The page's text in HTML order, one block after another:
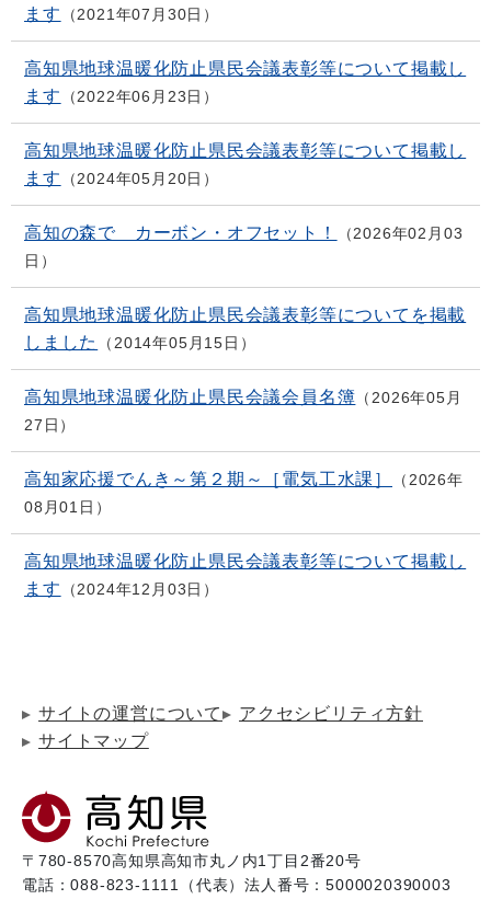
ます
2021年07月30日
高知県地球温暖化防止県民会議表彰等について掲載し
ます
2022年06月23日
高知県地球温暖化防止県民会議表彰等について掲載し
ます
2024年05月20日
高知の森で カーボン・オフセット！
2026年02月03
日
高知県地球温暖化防止県民会議表彰等についてを掲載
しました
2014年05月15日
高知県地球温暖化防止県民会議会員名簿
2026年05月
27日
高知家応援でんき～第２期～［電気工水課］
2026年
08月01日
高知県地球温暖化防止県民会議表彰等について掲載し
ます
2024年12月03日
サイトの運営について
アクセシビリティ方針
サイトマップ
〒780-8570高知県高知市丸ノ内1丁目2番20号
電話：088-823-1111（代表）法人番号：5000020390003